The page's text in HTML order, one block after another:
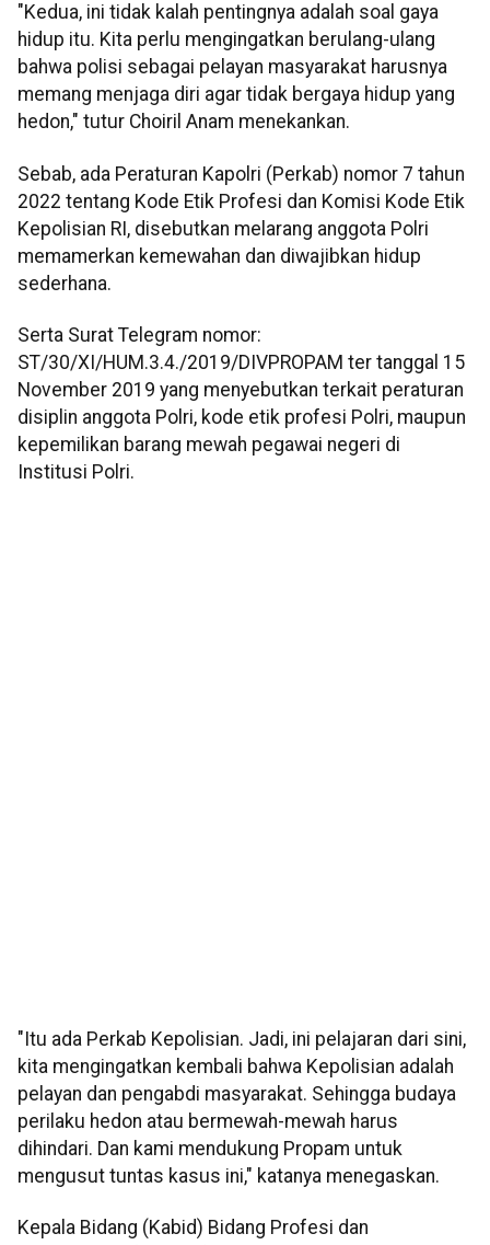
"Kedua, ini tidak kalah pentingnya adalah soal gaya
hidup itu. Kita perlu mengingatkan berulang-ulang
bahwa polisi sebagai pelayan masyarakat harusnya
memang menjaga diri agar tidak bergaya hidup yang
hedon," tutur Choiril Anam menekankan.
Sebab, ada Peraturan Kapolri (Perkab) nomor 7 tahun
2022 tentang Kode Etik Profesi dan Komisi Kode Etik
Kepolisian RI, disebutkan melarang anggota Polri
memamerkan kemewahan dan diwajibkan hidup
sederhana.
Serta Surat Telegram nomor:
ST/30/XI/HUM.3.4./2019/DIVPROPAM ter tanggal 15
November 2019 yang menyebutkan terkait peraturan
disiplin anggota Polri, kode etik profesi Polri, maupun
kepemilikan barang mewah pegawai negeri di
Institusi Polri.
"Itu ada Perkab Kepolisian. Jadi, ini pelajaran dari sini,
kita mengingatkan kembali bahwa Kepolisian adalah
pelayan dan pengabdi masyarakat. Sehingga budaya
perilaku hedon atau bermewah-mewah harus
dihindari. Dan kami mendukung Propam untuk
mengusut tuntas kasus ini," katanya menegaskan.
Kepala Bidang (Kabid) Bidang Profesi dan